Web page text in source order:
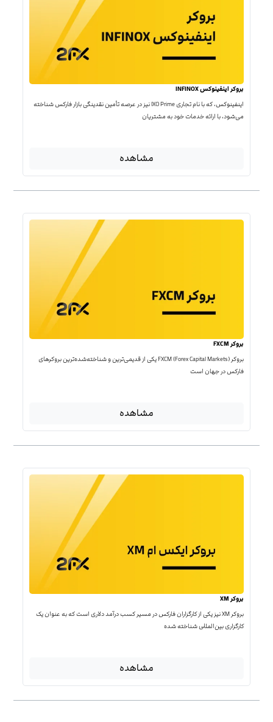
بروکر اینفینوکس INFINOX
اینفینوکس، که با نام تجاری IXO Prime نیز در عرصه تأمین نقدینگی بازار فارکس شناخته
می‌شود، با ارائه خدمات خود به مشتریان
مشاهده
بروکر FXCM
بروکر FXCM (Forex Capital Markets) یکی از قدیمی‌ترین و شناخته‌شده‌ترین بروکرهای
فارکس در جهان است
مشاهده
بروکر XM
بروکر XM نیز یکی از کارگزاران فارکس در مسیر کسب درآمد دلاری است که به عنوان یک
کارگزاری بین‌المللی شناخته شده
مشاهده